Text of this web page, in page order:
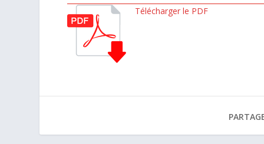
Télécharger le PDF